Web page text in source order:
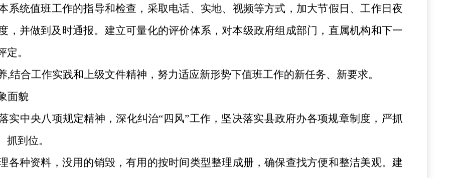
系统值班工作的指导和检查，采取电话、实地、视频等方式，加大节假日、工作日夜
，并做到及时通报。建立可量化的评价体系，对本级政府组成部门，直属机构和下一
。
,结合工作实践和上级文件精神，努力适应新形势下值班工作的新任务、新要求。
面貌
实中央八项规定精神，深化纠治“四风”工作， 坚决落实县政府办各项规章制度 ， 严抓
抓到位。
各种资料，没用的销毁，有用的按时间类型整理成册，确保查找方便和整洁美观。建